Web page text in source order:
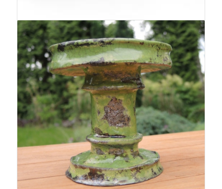
Drewniany zegar Woodclock
2.200,00zł